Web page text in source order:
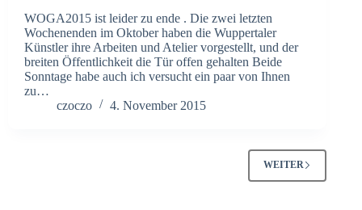
WOGA2015 ist leider zu ende . Die zwei letzten
Wochenenden im Oktober haben die Wuppertaler
Künstler ihre Arbeiten und Atelier vorgestellt, und der
breiten Öffentlichkeit die Tür offen gehalten Beide
Sonntage habe auch ich versucht ein paar von Ihnen
zu…
czoczo
4. November 2015
WEITER